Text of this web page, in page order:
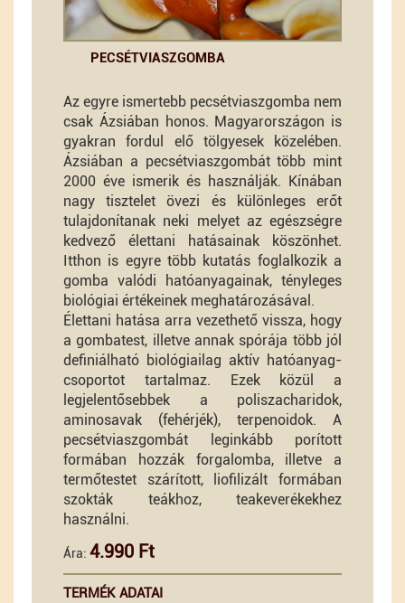
PECSÉTVIASZGOMBA
Az egyre ismertebb pecsétviaszgomba nem
csak Ázsiában honos. Magyarországon is
gyakran fordul elő tölgyesek közelében.
Ázsiában a pecsétviaszgombát több mint
2000 éve ismerik és használják. Kínában
nagy tisztelet övezi és különleges erőt
tulajdonítanak neki melyet az egészségre
kedvező élettani hatásainak köszönhet.
Itthon is egyre több kutatás foglalkozik a
gomba valódi hatóanyagainak, tényleges
biológiai értékeinek meghatározásával.
Élettani hatása arra vezethető vissza, hogy
a gombatest, illetve annak spórája több jól
definiálható biológiailag aktív hatóanyag-
csoportot tartalmaz. Ezek közül a
legjelentősebbek a poliszacharidok,
aminosavak (fehérjék), terpenoidok. A
pecsétviaszgombát leginkább porított
formában hozzák forgalomba, illetve a
termőtestet szárított, liofilizált formában
szokták teákhoz, teakeverékekhez
használni.
Ára: 4.990 Ft
TERMÉK ADATAI